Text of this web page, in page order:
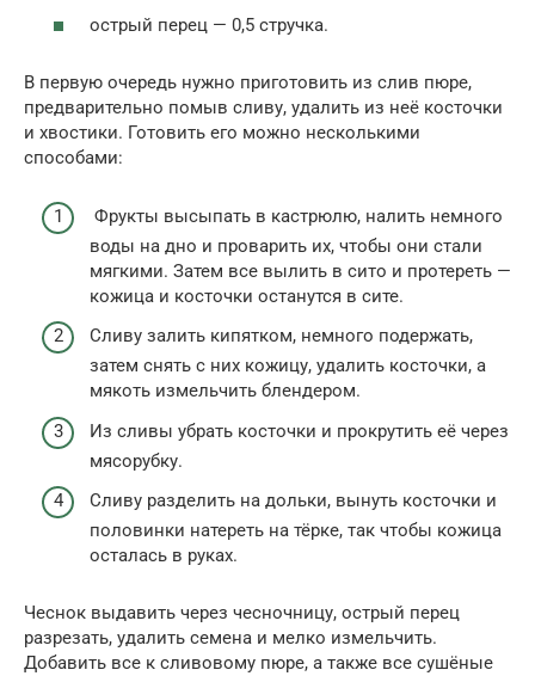
острый перец — 0,5 стручка.
В первую очередь нужно приготовить из слив пюре,
предварительно помыв сливу, удалить из неё косточки
и хвостики. Готовить его можно несколькими
способами:
Фрукты высыпать в кастрюлю, налить немного
воды на дно и проварить их, чтобы они стали
мягкими. Затем все вылить в сито и протереть —
кожица и косточки останутся в сите.
Сливу залить кипятком, немного подержать,
затем снять с них кожицу, удалить косточки, а
мякоть измельчить блендером.
Из сливы убрать косточки и прокрутить её через
мясорубку.
Сливу разделить на дольки, вынуть косточки и
половинки натереть на тёрке, так чтобы кожица
осталась в руках.
Чеснок выдавить через чесночницу, острый перец
разрезать, удалить семена и мелко измельчить.
Добавить все к сливовому пюре, а также все сушёные